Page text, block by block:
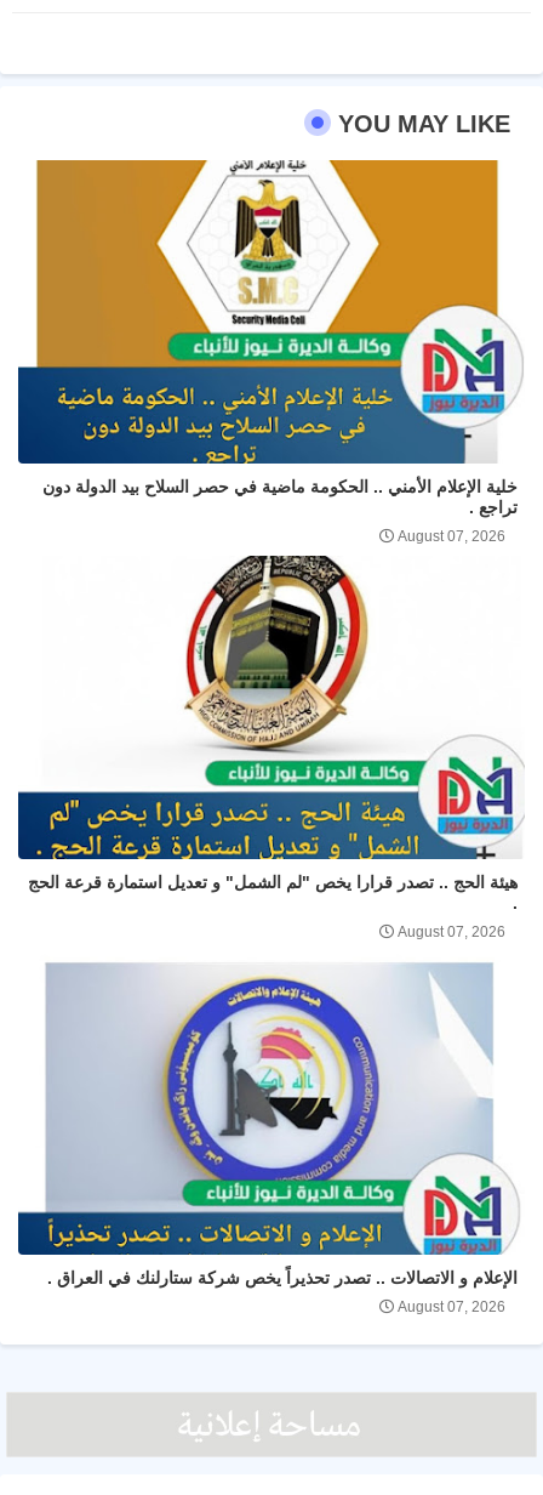
YOU MAY LIKE
خلية الإعلام الأمني .. الحكومة ماضية في حصر السلاح بيد الدولة دون
تراجع .
August 07, 2026
هيئة الحج .. تصدر قرارا يخص "لم الشمل" و تعديل استمارة قرعة الحج
.
August 07, 2026
الإعلام و الاتصالات .. تصدر تحذيراً يخص شركة ستارلنك في العراق .
August 07, 2026